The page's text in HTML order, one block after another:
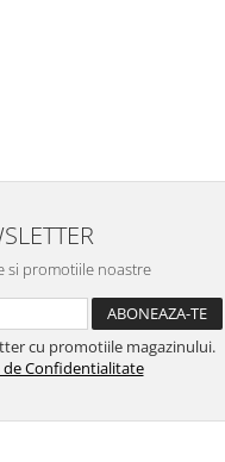
si promotiile noastre
cu promotiile magazinului.
de Confidentialitate